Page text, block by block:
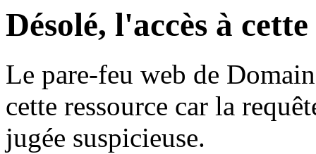
Désolé, l'accès à
Le pare-feu web de
cette ressource car la
jugée suspicieuse.